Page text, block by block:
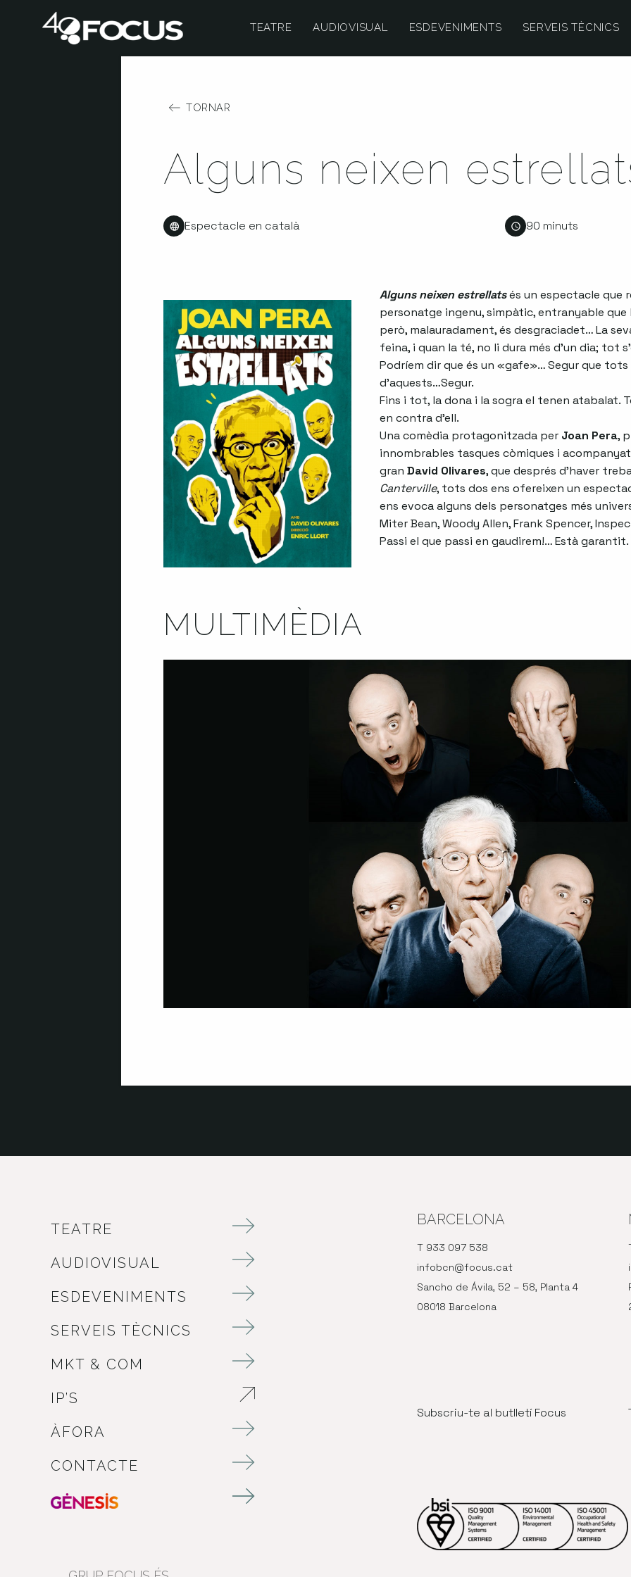
TEATRE AUDIOVISUAL ESDEVENIMENTS SERVEIS TÈCNICS
TORNAR
Alguns neixen
Espectacle en català 90 minuts
Alguns neixen estrellatsés un espectacle que
personatge ingenu, simpàtic, entranyable
però, malauradament, és desgraciadet… La
feina, i quan la té, no li dura més d’un dia; tot
Podríem dir que és un «gafe»… Segur que tots
d’aquests…Segur.
Fins i tot, la dona i la sogra el tenen atabalat.
en contra d’ell.
Una comèdia protagonitzada per Joan Pera,
innombrables tasques còmiques i
gran David Olivares, que després d’haver
Canterville, tots dos ens ofereixen un
ens evoca alguns dels personatges més
Miter Bean, Woody Allen, Frank Spencer,
Passi el que passi en gaudirem!… Està garantit.
MULTIMÈDIA
TEATRE
AUDIOVISUAL
ESDEVENIMENTS
SERVEIS TÈCNICS
MKT & COM
IP’S
ÀFORA
CONTACTE
BARCELONA
T 933 097 538
infobcn@focus.cat
Sancho de Ávila, 52 – 58, Planta 4
08018 Barcelona
Subscriu-te al butlletí Focus